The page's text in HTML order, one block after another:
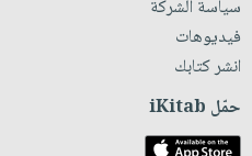
سياسة الشركة
فيديوهات
انشر كتابك
حمّل iKitab